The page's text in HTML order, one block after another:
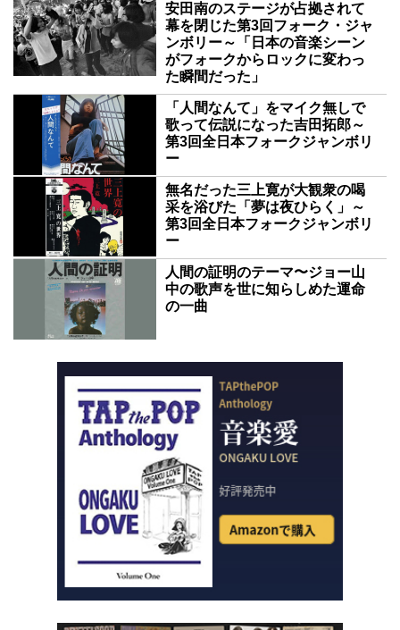
安田南のステージが占拠されて
幕を閉じた第3回フォーク・ジャ
ンボリー～「日本の音楽シーン
がフォークからロックに変わっ
た瞬間だった」
「人間なんて」をマイク無しで
歌って伝説になった吉田拓郎～
第3回全日本フォークジャンボリ
ー
無名だった三上寛が大観衆の喝
采を浴びた「夢は夜ひらく」～
第3回全日本フォークジャンボリ
ー
人間の証明のテーマ〜ジョー山
中の歌声を世に知らしめた運命
の一曲